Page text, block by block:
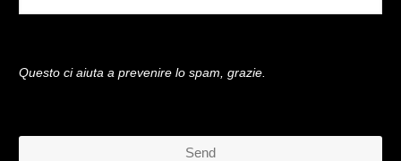
Questo ci aiuta a prevenire lo spam, grazie.
Send